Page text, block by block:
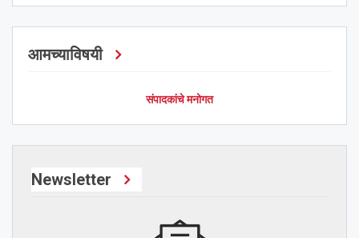
आमच्याविषयी
संपादकांचे मनोगत
Newsletter